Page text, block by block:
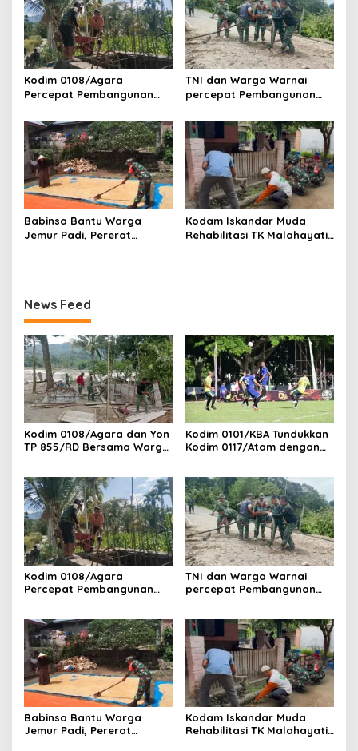
Tenggara
Kodim 0108/Agara
Percepat Pembangunan
di Ds. Kuta Ujung, Aceh
Tenggara
TNI dan Warga Warnai
percepat Pembangunan
di Desa Uning Abadi, Aceh
Tenggara
Babinsa Bantu Warga
Jemur Padi, Pererat
Kodam Iskandar Muda
Rehabilitasi TK Malahayati
News Feed
Kodim 0108/Agara dan Yon
TP 855/RD Bersama Warga
Lawe Ger Ger, Aceh
Tenggara
Kodim 0101/KBA Tundukkan
Kodim 0117/Atam dengan
Kodim 0108/Agara
Percepat Pembangunan
Tenggara
TNI dan Warga Warnai
percepat Pembangunan
Tenggara
Babinsa Bantu Warga
Jemur Padi, Pererat
Kodam Iskandar Muda
Rehabilitasi TK Malahayati